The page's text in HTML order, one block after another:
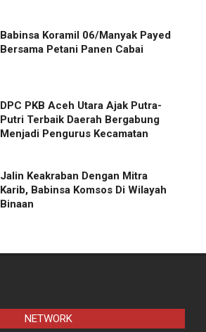
Babinsa Koramil 06/Manyak Payed
Bersama Petani Panen Cabai
‎DPC PKB Aceh Utara Ajak Putra-
Putri Terbaik Daerah Bergabung
Menjadi Pengurus Kecamatan
Jalin Keakraban Dengan Mitra
Karib, Babinsa Komsos Di Wilayah
Binaan
NETWORK